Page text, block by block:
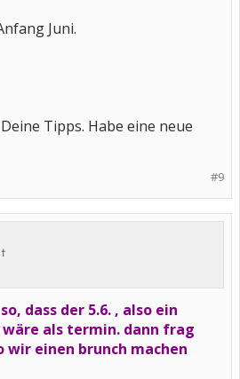
Juni.
Tipps. Habe eine neue
#9
dass der 5.6. , also ein
als termin. dann frag
wir einen brunch machen